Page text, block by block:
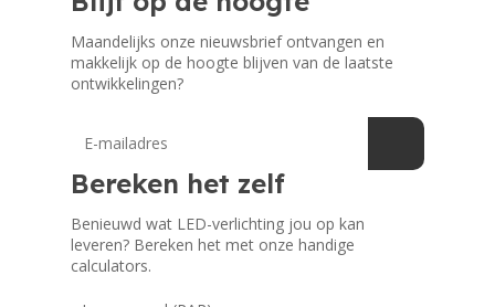
Maandelijks onze nieuwsbrief ontvangen en
makkelijk op de hoogte blijven van de laatste
ontwikkelingen?
Bereken het zelf
Benieuwd wat LED-verlichting jou op kan
leveren? Bereken het met onze handige
calculators.